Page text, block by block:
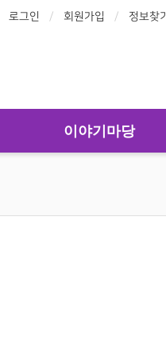
로그인 회원가입 정보찾기
이야기마당